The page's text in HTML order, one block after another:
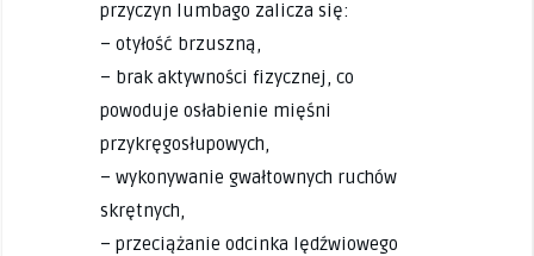
przyczyn lumbago zalicza się:
– otyłość brzuszną,
– brak aktywności fizycznej, co
powoduje osłabienie mięśni
przykręgosłupowych,
– wykonywanie gwałtownych ruchów
skrętnych,
– przeciążanie odcinka lędźwiowego